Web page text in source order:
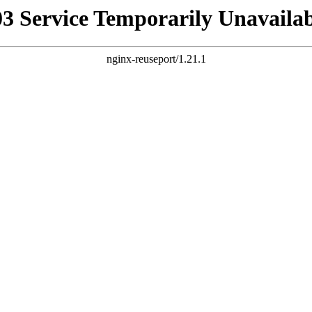
Service Temporarily
nginx-reuseport/1.21.1